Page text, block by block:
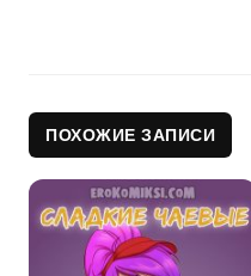
ПОХОЖИЕ ЗАПИСИ